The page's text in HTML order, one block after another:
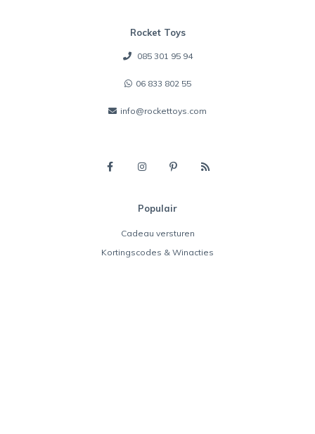
Rocket Toys
085 301 95 94
06 833 802 55
info@rockettoys.com
Populair
Cadeau versturen
Kortingscodes & Winacties